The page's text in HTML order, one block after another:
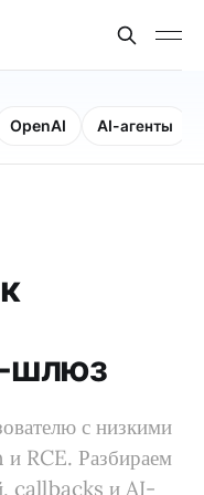
OpenAI AI-агенты
шлюз
с низкими
RCE. Разбираем
callbacks и AI-